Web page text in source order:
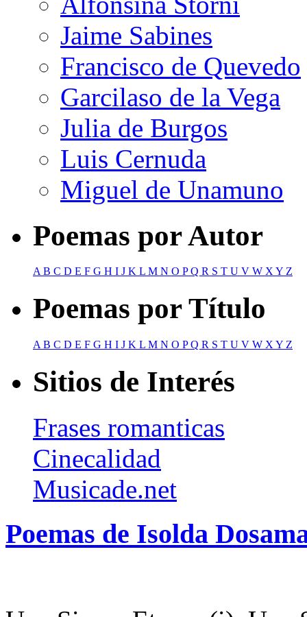
Jaime Sabines
Francisco de Quevedo
Garcilaso de la Vega
Julia de Burgos
Luis Cernuda
Miguel de Unamuno
Poemas por Autor
AB C D E F G H I J K L M N O PQ R S T U V W XY Z
Poemas por Título
A B C D E F G H I J K L M N O PQ R S T U V W X Y Z
Sitios de Interés
Frases romanticas
Cinecalidad
Musicade.net
Poemas de Isolda